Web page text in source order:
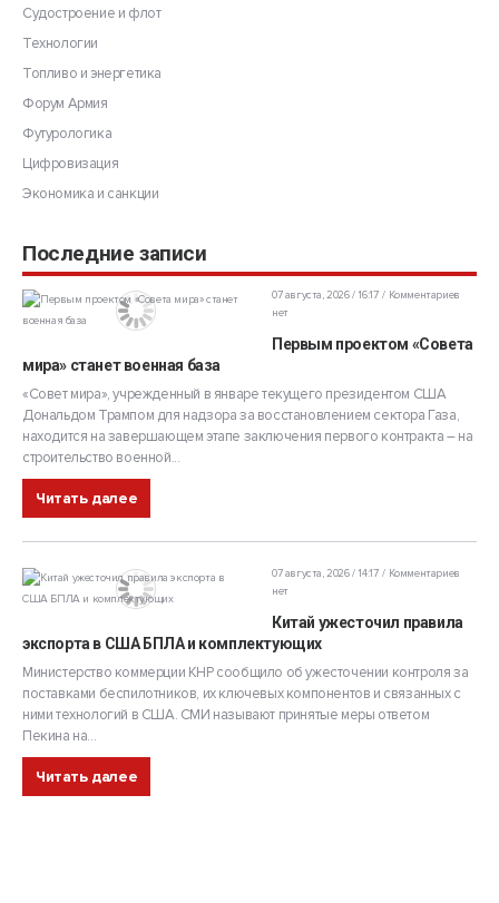
Судостроение и флот
Технологии
Топливо и энергетика
Форум Армия
Футурологика
Цифровизация
Экономика и санкции
Последние записи
07 августа, 2026 / 16:17
Комментариев
нет
Первым проектом «Совета
мира» станет военная база
«Совет мира», учрежденный в январе текущего президентом США
Дональдом Трампом для надзора за восстановлением сектора Газа,
находится на завершающем этапе заключения первого контракта – на
строительство военной...
Читать далее
07 августа, 2026 / 14:17
Комментариев
нет
Китай ужесточил правила
экспорта в США БПЛА и комплектующих
Министерство коммерции КНР сообщило об ужесточении контроля за
поставками беспилотников, их ключевых компонентов и связанных с
ними технологий в США. СМИ называют принятые меры ответом
Пекина на...
Читать далее